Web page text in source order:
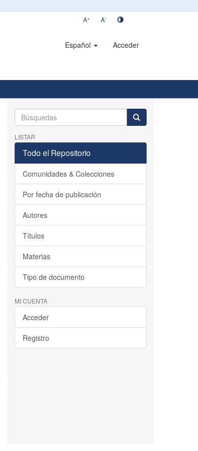
A+ A-
Español Acceder
LISTAR
Todo el Repositorio
Comunidades & Colecciones
Por fecha de publicación
Autores
Títulos
Materias
Tipo de documento
MI CUENTA
Acceder
Registro